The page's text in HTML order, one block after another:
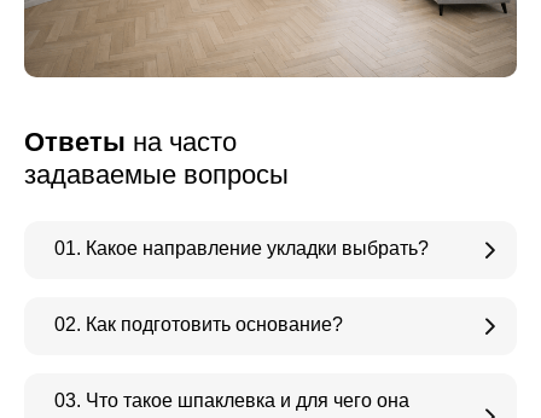
Ответы на часто
задаваемые вопросы
01. Какое направление укладки выбрать?
02. Как подготовить основание?
03. Что такое шпаклевка и для чего она